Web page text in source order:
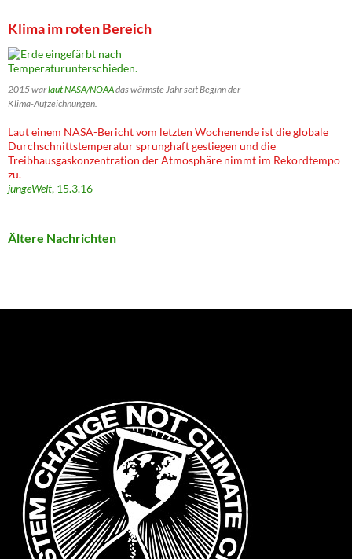
Klima im roten Bereich
2015 warlaut NASA/NOAAdas wärmste Jahr seit Beginn der
Klima-Aufzeichnungen.
Laut einem NASA-Bericht vom letzten Wochenende ist die globale
Durchschnittstemperatur sprunghaft gestiegen und die
Treibhausgaskonzentration der Atmosphäre nimmt im Rekordtempo
zu.
jungeWelt, 15.3.16
Ältere Nachrichten